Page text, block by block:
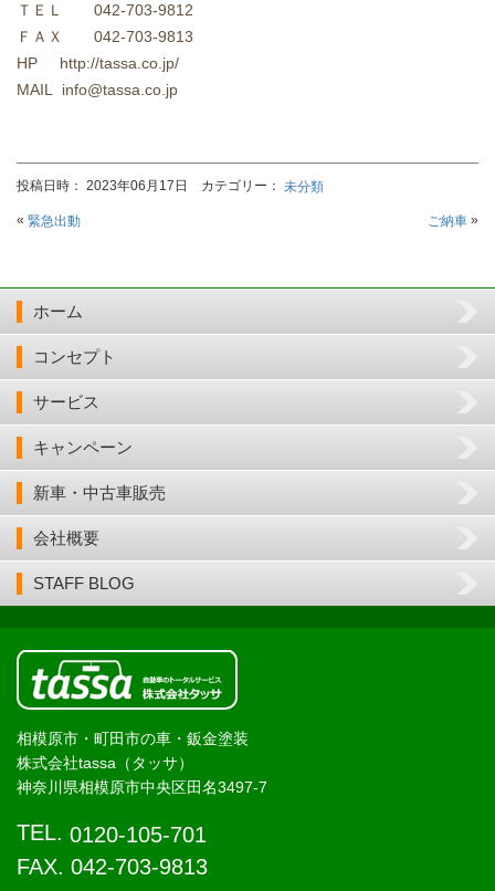
ＴＥＬ
042-703-9812
ＦＡＸ
042-703-9813
HP http://tassa.co.jp/
MAIL info@tassa.co.jp
投稿日時： 2023年06月17日 カテゴリー： 未分類
« 緊急出動 ご納車 »
ホーム
コンセプト
サービス
キャンペーン
新車・中古車販売
会社概要
STAFF BLOG
相模原市・町田市の車・鈑金塗装
株式会社tassa（タッサ）
神奈川県相模原市中央区田名3497-7
TEL. 0120-105-701
FAX. 042-703-9813